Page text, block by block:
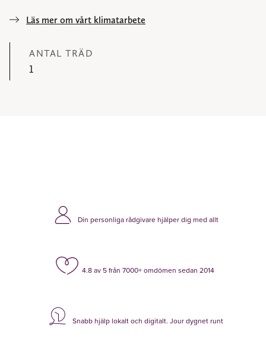
Läs mer om vårt klimatarbete
ANTAL TRÄD
1
Din personliga rådgivare hjälper dig med allt
4.8 av 5 från 7000+ omdömen sedan 2014
Snabb hjälp lokalt och digitalt. Jour dygnet runt